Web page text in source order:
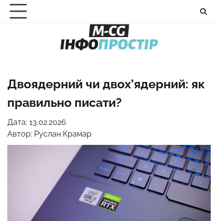
Перейти
Двоядерний чи двох’ядерний: як
правильно писати?
Дата: 13.02.2026
Автор: Руслан Крамар